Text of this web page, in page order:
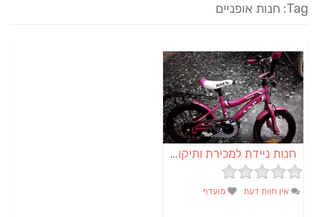
Tag: חנות אופניים
חנות ניידת למכירת ותיקון אופניים | מכנאופן
אין חוות דעת מועדף